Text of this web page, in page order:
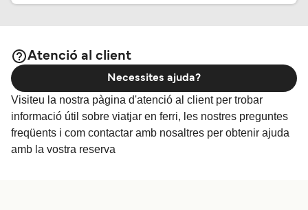
Atenció al client
Visiteu la nostra pàgina d'atenció al client per trobar
informació útil sobre viatjar en ferri, les nostres preguntes
freqüents i com contactar amb nosaltres per obtenir ajuda
amb la vostra reserva
Necessites ajuda?